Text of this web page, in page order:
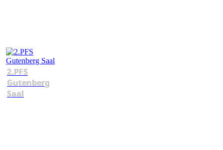
2.PFS
Gutenberg
Saal